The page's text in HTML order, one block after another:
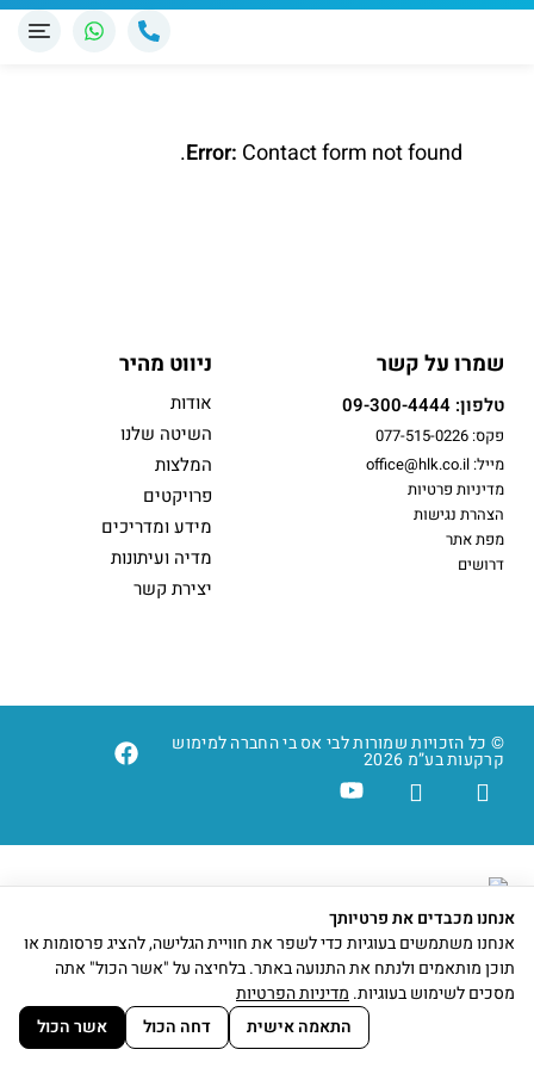
פתח סרגל נגישות
Error: Contact form not found.
שמרו על קשר
טלפון: 09-300-4444
פקס: 077-515-0226
מייל: office@hlk.co.il
מדיניות פרטיות
הצהרת נגישות
מפת אתר
דרושים
ניווט מהיר
אודות
השיטה שלנו
המלצות
פרויקטים
מידע ומדריכים
מדיה ועיתונות
יצירת קשר
© כל הזכויות שמורות לבי אס בי החברה למימוש
קרקעות בע”מ 2026
אתר זה עושה שימוש בעוגיות (Cookies) לצורך שיפור
חוויית הגלישה, המלצות וסטטיסטיקות.מדיניות פרטיות
הבנתי
אנחנו מכבדים את פרטיותך
אנחנו משתמשים בעוגיות כדי לשפר את חוויית הגלישה, להציג פרסומות או
תוכן מותאמים ולנתח את התנועה באתר. בלחיצה על "אשר הכול" אתה
מסכים לשימוש בעוגיות. מדיניות הפרטיות
התאמה אישית
דחה הכול אשר הכול